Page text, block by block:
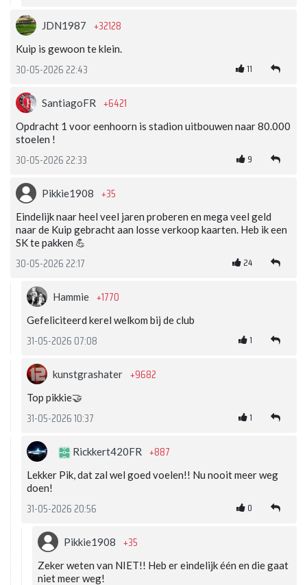
JDN1987 +32128
Kuip is gewoon te klein.
30-05-2026 22:43 11
SantiagoFR +6421
Opdracht 1 voor eenhoorn is stadion uitbouwen naar 80.000
stoelen !
30-05-2026 22:33 9
Pikkie1908 +35
Eindelijk naar heel veel jaren proberen en mega veel geld
naar de Kuip gebracht aan losse verkoop kaarten. Heb ik een
SK te pakken 💪
30-05-2026 22:17 24
Hammie +1770
Gefeliciteerd kerel welkom bij de club
31-05-2026 07:08 1
kunstgrashater +9682
Top pikkie🤝
31-05-2026 10:37 1
Rickkert420FR +887
Lekker Pik, dat zal wel goed voelen!! Nu nooit meer weg
doen!
31-05-2026 20:56 0
Pikkie1908 +35
Zeker weten van NIET!! Heb er eindelijk één en die gaat
niet meer weg!